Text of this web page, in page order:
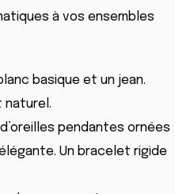
à vos ensembles
basique et un jean.
naturel.
pendantes ornées
Un bracelet rigide